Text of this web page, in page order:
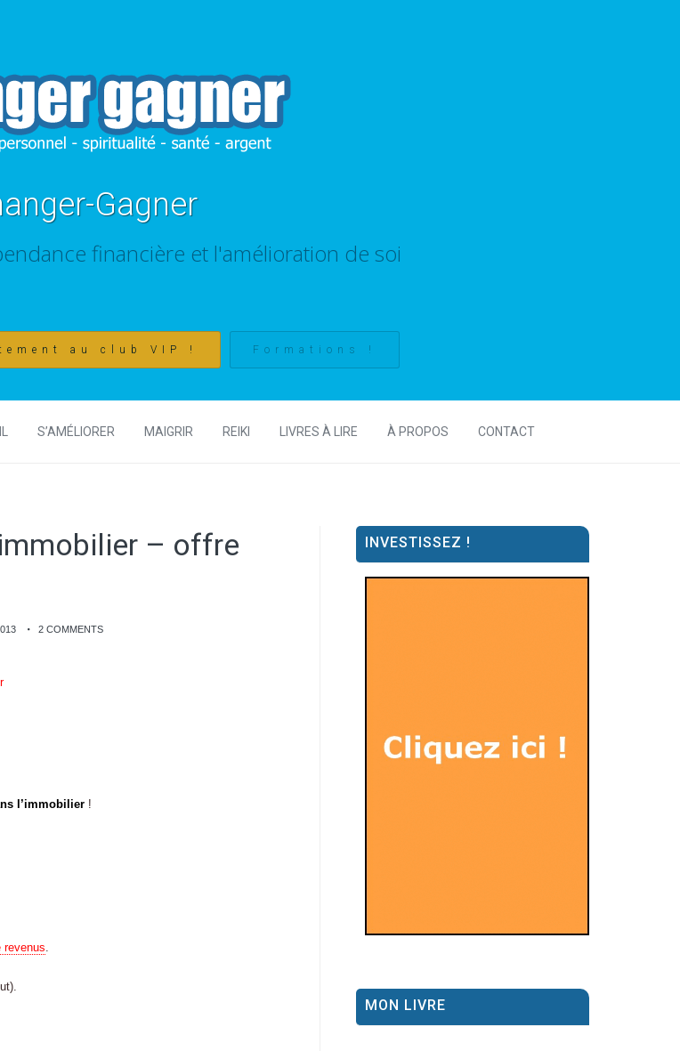
Gagner
financière et l'amélioration de soi
au club VIP ! Formations !
S’AMÉLIORER MAIGRIR REIKI LIVRES À LIRE À PROPOS CONTACT
– offre
2 COMMENTS
l’immobilier !
revenus.
INVESTISSEZ !
MON LIVRE